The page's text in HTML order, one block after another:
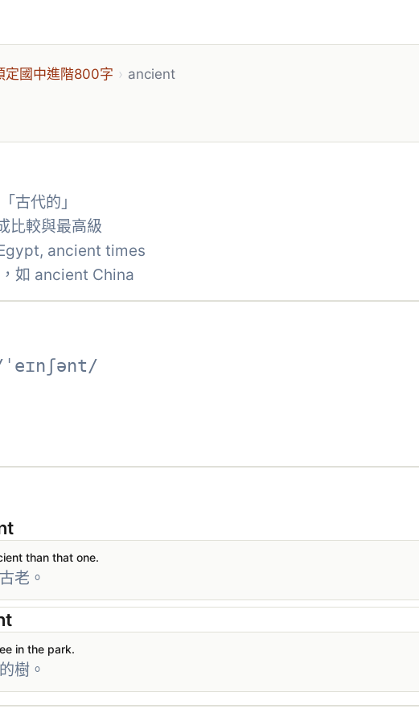
定國中進階800字 › ancient
古代的」
比較與最高級
ancient times
如 ancient China
than that one.
老。
in the park.
樹。